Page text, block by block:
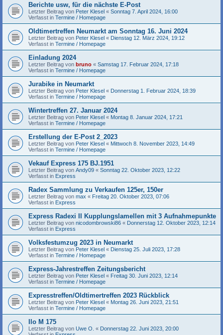
Berichte usw, für die nächste E-Post
Letzter Beitrag von Peter Klesel « Sonntag 7. April 2024, 16:00
Verfasst in Termine / Homepage
Oldtimertreffen Neumarkt am Sonntag 16. Juni 2024
Letzter Beitrag von Peter Klesel « Dienstag 12. März 2024, 19:12
Verfasst in Termine / Homepage
Einladung 2024
Letzter Beitrag von bruno « Samstag 17. Februar 2024, 17:18
Verfasst in Termine / Homepage
Jurabike in Neumarkt
Letzter Beitrag von Peter Klesel « Donnerstag 1. Februar 2024, 18:39
Verfasst in Termine / Homepage
Wintertreffen 27. Januar 2024
Letzter Beitrag von Peter Klesel « Montag 8. Januar 2024, 17:21
Verfasst in Termine / Homepage
Erstellung der E-Post 2_2023
Letzter Beitrag von Peter Klesel « Mittwoch 8. November 2023, 14:49
Verfasst in Termine / Homepage
Vekauf Express 175 BJ.1951
Letzter Beitrag von Andy09 « Sonntag 22. Oktober 2023, 12:22
Verfasst in Express
Radex Sammlung zu Verkaufen 125er, 150er
Letzter Beitrag von max « Freitag 20. Oktober 2023, 07:06
Verfasst in Express
Express Radexi II Kupplungslamellen mit 3 Aufnahmepunkte
Letzter Beitrag von nicodombrowski86 « Donnerstag 12. Oktober 2023, 12:14
Verfasst in Express
Volksfestumzug 2023 in Neumarkt
Letzter Beitrag von Peter Klesel « Dienstag 25. Juli 2023, 17:28
Verfasst in Termine / Homepage
Express-Jahrestreffen Zeitungsbericht
Letzter Beitrag von Peter Klesel « Freitag 30. Juni 2023, 12:14
Verfasst in Termine / Homepage
Expresstreffen/Oldtimertreffen 2023 Rückblick
Letzter Beitrag von Peter Klesel « Montag 26. Juni 2023, 21:51
Verfasst in Termine / Homepage
Ilo M 175
Letzter Beitrag von Uwe O. « Donnerstag 22. Juni 2023, 20:00